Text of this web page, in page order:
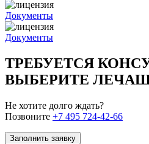
Документы
Документы
ТРЕБУЕТСЯ
ВЫБЕРИТЕ
Не хотите долго ждать?
Позвоните +7 495 724-42-66
Заполнить заявку